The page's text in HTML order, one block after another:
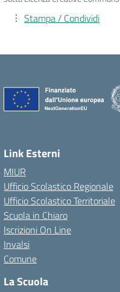
Stampa / Condividi
Link Esterni
MIUR
Ufficio Scolastico Regionale
Ufficio Scolastico Territoriale
Scuola in Chiaro
Iscrizioni On Line
Invalsi
Comune
La Scuola